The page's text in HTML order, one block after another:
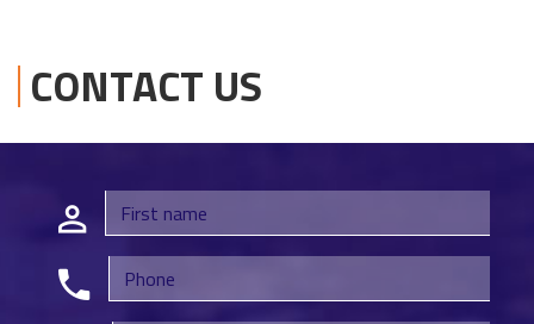
CONTACT US